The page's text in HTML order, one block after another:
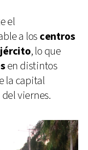
el
a los centros
, lo que
en distintos
la capital
viernes.